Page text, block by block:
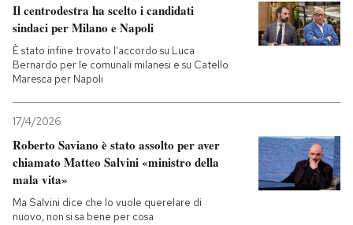
Il centrodestra ha scelto i candidati
sindaci per Milano e Napoli
È stato infine trovato l'accordo su Luca
Bernardo per le comunali milanesi e su Catello
Maresca per Napoli
17/4/2026
Roberto Saviano è stato assolto per aver
chiamato Matteo Salvini «ministro della
mala vita»
Ma Salvini dice che lo vuole querelare di
nuovo, non si sa bene per cosa